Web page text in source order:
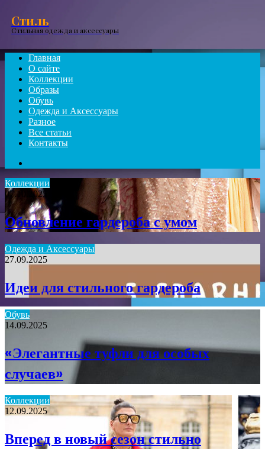
Стиль
Стильная одежда и аксессуары
Главная
О сайте
Коллекции
Образы
Обувь
Одежда и Аксессуары
Разное
Все статьи
Контакты
for
Коллекции
07.10.2025
Обновление гардероба с умом
Одежда и Аксессуары
27.09.2025
Идеи для стильного гардероба
Обувь
14.09.2025
«Элегантные туфли для особых
случаев»
Коллекции
12.09.2025
Вперед в новый сезон стильно